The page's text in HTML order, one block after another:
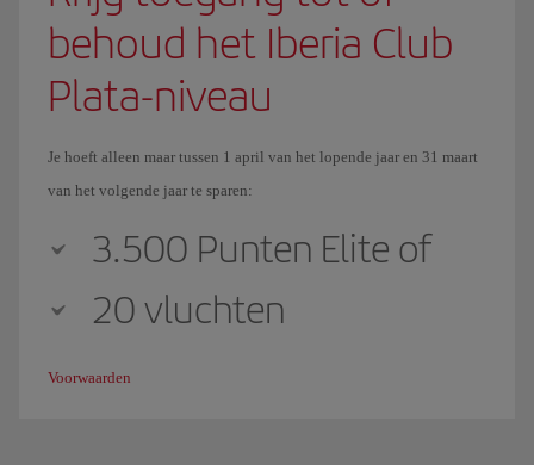
behoud het Iberia Club
Plata-niveau
Je hoeft alleen maar tussen 1 april van het lopende jaar en 31 maart
van het volgende jaar te sparen:
3.500 Punten Elite of
20 vluchten
Voorwaarden